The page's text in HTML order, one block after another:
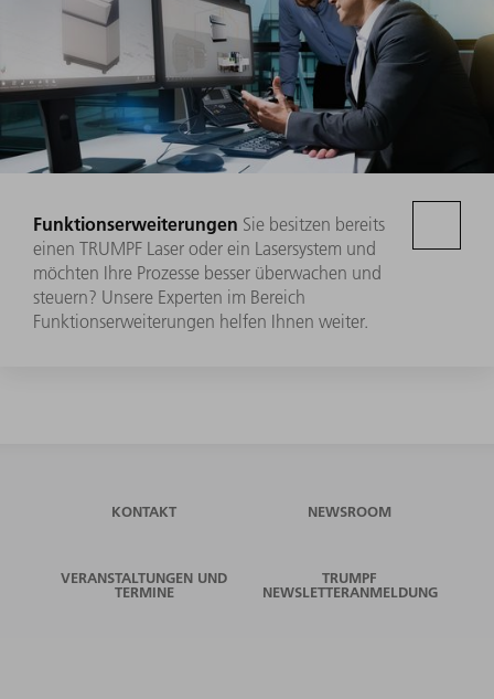
Funktionserweiterungen Sie besitzen bereits
einen TRUMPF Laser oder ein Lasersystem und
möchten Ihre Prozesse besser überwachen und
steuern? Unsere Experten im Bereich
Funktionserweiterungen helfen Ihnen weiter.
KONTAKT NEWSROOM
VERANSTALTUNGEN UND
TERMINE
TRUMPF
NEWSLETTERANMELDUNG